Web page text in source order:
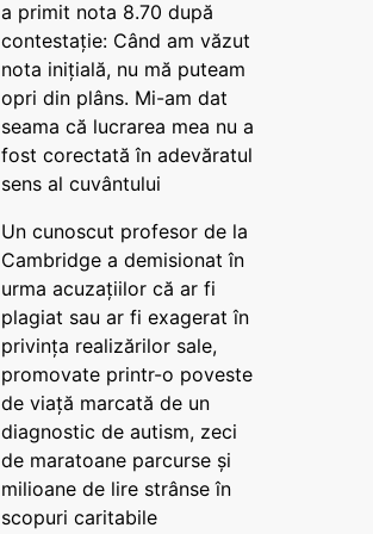
a primit nota 8.70 după
contestație: Când am văzut
nota inițială, nu mă puteam
opri din plâns. Mi-am dat
seama că lucrarea mea nu a
fost corectată în adevăratul
sens al cuvântului
Un cunoscut profesor de la
Cambridge a demisionat în
urma acuzațiilor că ar fi
plagiat sau ar fi exagerat în
privința realizărilor sale,
promovate printr-o poveste
de viață marcată de un
diagnostic de autism, zeci
de maratoane parcurse și
milioane de lire strânse în
scopuri caritabile